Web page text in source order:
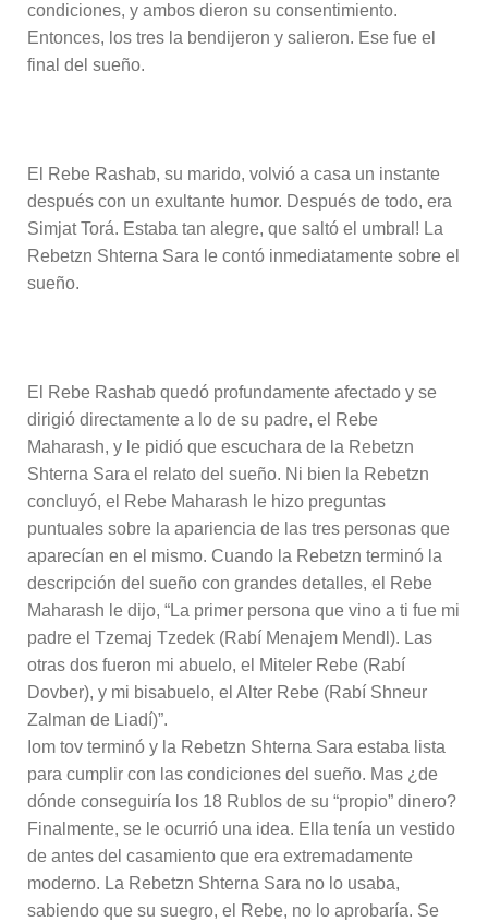
condiciones, y ambos dieron su consentimiento.
Entonces, los tres la bendijeron y salieron. Ese fue el
final del sueño.
El Rebe Rashab, su marido, volvió a casa un instante
después con un exultante humor. Después de todo, era
Simjat Torá. Estaba tan alegre, que saltó el umbral! La
Rebetzn Shterna Sara le contó inmediatamente sobre el
sueño.
El Rebe Rashab quedó profundamente afectado y se
dirigió directamente a lo de su padre, el Rebe
Maharash, y le pidió que escuchara de la Rebetzn
Shterna Sara el relato del sueño. Ni bien la Rebetzn
concluyó, el Rebe Maharash le hizo preguntas
puntuales sobre la apariencia de las tres personas que
aparecían en el mismo. Cuando la Rebetzn terminó la
descripción del sueño con grandes detalles, el Rebe
Maharash le dijo, “La primer persona que vino a ti fue mi
padre el Tzemaj Tzedek (Rabí Menajem Mendl). Las
otras dos fueron mi abuelo, el Miteler Rebe (Rabí
Dovber), y mi bisabuelo, el Alter Rebe (Rabí Shneur
Zalman de Liadí)”.
Iom tov terminó y la Rebetzn Shterna Sara estaba lista
para cumplir con las condiciones del sueño. Mas ¿de
dónde conseguiría los 18 Rublos de su “propio” dinero?
Finalmente, se le ocurrió una idea. Ella tenía un vestido
de antes del casamiento que era extremadamente
moderno. La Rebetzn Shterna Sara no lo usaba,
sabiendo que su suegro, el Rebe, no lo aprobaría. Se